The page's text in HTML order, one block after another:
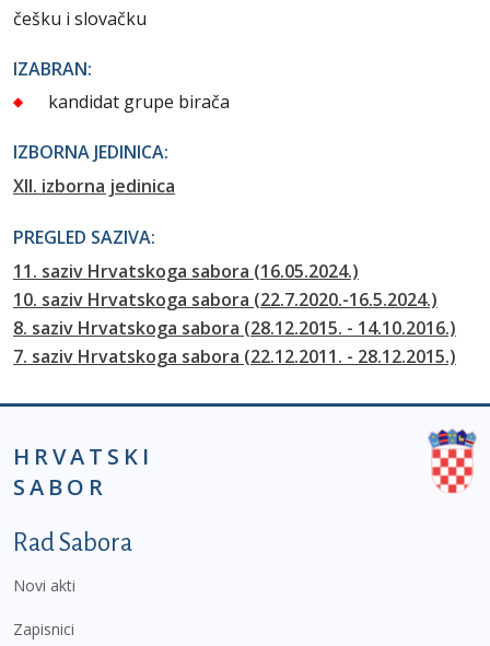
češku i slovačku
IZABRAN:
kandidat grupe birača
IZBORNA JEDINICA:
XII. izborna jedinica
PREGLED SAZIVA:
11. saziv Hrvatskoga sabora (16.05.2024.)
10. saziv Hrvatskoga sabora (22.7.2020.-16.5.2024.)
8. saziv Hrvatskoga sabora (28.12.2015. - 14.10.2016.)
7. saziv Hrvatskoga sabora (22.12.2011. - 28.12.2015.)
HRVATSKI
SABOR
Podnožje prvi izbornik
Rad Sabora
Novi akti
Zapisnici